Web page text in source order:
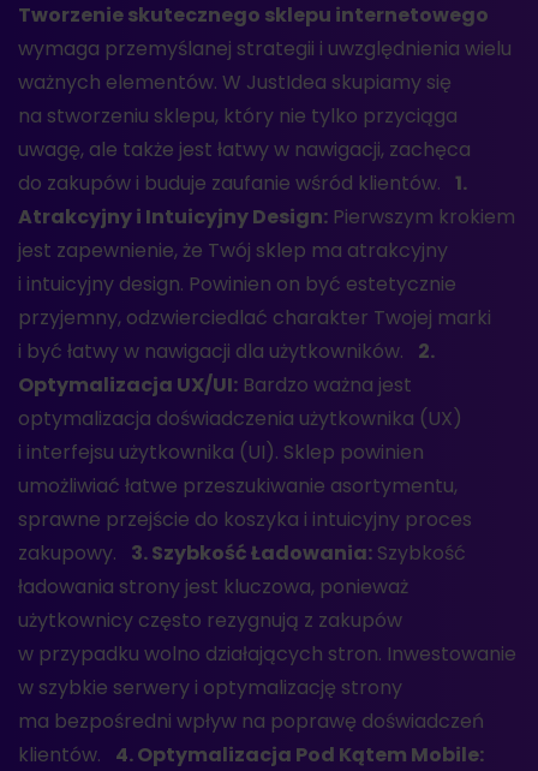
Tworzenie skutecznego sklepu internetowego
wymaga przemyślanej strategii i uwzględnienia wielu
ważnych elementów. W JustIdea skupiamy się
na stworzeniu sklepu, który nie tylko przyciąga
uwagę, ale także jest łatwy w nawigacji, zachęca
do zakupów i buduje zaufanie wśród klientów. 1.
Atrakcyjny i Intuicyjny Design: Pierwszym krokiem
jest zapewnienie, że Twój sklep ma atrakcyjny
i intuicyjny design. Powinien on być estetycznie
przyjemny, odzwierciedlać charakter Twojej marki
i być łatwy w nawigacji dla użytkowników. 2.
Optymalizacja UX/UI: Bardzo ważna jest
optymalizacja doświadczenia użytkownika (UX)
i interfejsu użytkownika (UI). Sklep powinien
umożliwiać łatwe przeszukiwanie asortymentu,
sprawne przejście do koszyka i intuicyjny proces
zakupowy. 3. Szybkość Ładowania: Szybkość
ładowania strony jest kluczowa, ponieważ
użytkownicy często rezygnują z zakupów
w przypadku wolno działających stron. Inwestowanie
w szybkie serwery i optymalizację strony
ma bezpośredni wpływ na poprawę doświadczeń
klientów. 4. Optymalizacja Pod Kątem Mobile: